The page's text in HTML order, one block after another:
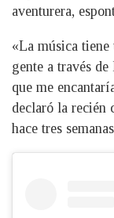
aventurera,
«La música
gente a través
que me
declaró la recién
hace tres